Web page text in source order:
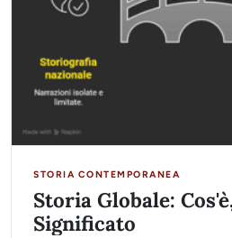
STORIA CONTEMPORANEA
Storia Globale:
Significato